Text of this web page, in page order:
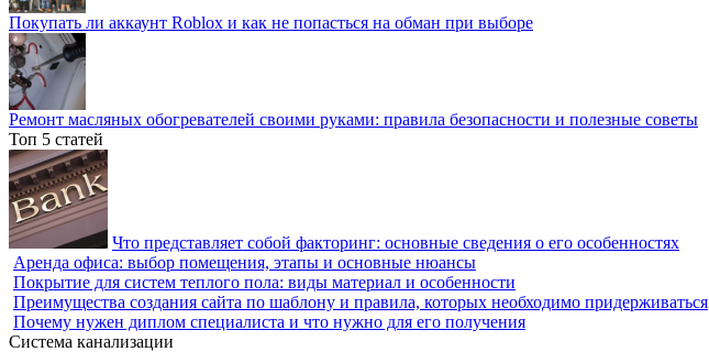
Покупать ли аккаунт Roblox и как не попасться на обман при выборе
Ремонт масляных обогревателей своими руками: правила безопасности и полезные советы
Топ 5 статей
Что представляет собой факторинг: основные сведения о его особенностях
Аренда офиса: выбор помещения, этапы и основные нюансы
Покрытие для систем теплого пола: виды материал и особенности
Преимущества создания сайта по шаблону и правила, которых необходимо придерживаться
Почему нужен диплом специалиста и что нужно для его получения
Система канализации